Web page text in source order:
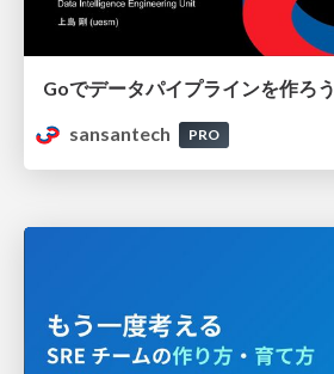
Goでデータパイプラインを作ろう
sansantech
PRO